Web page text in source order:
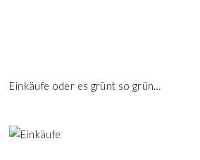
Einkäufe oder es grünt so grün…